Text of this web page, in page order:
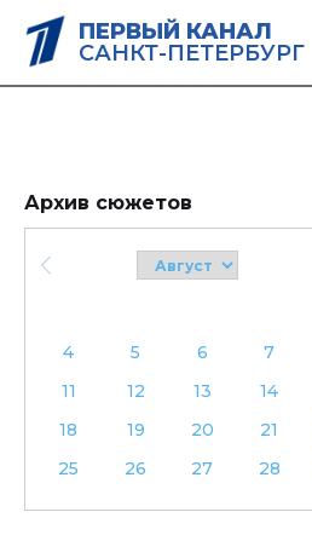
ПЕРВЫЙ КАНАЛ
САНКТ-ПЕТЕРБУРГ
Архив сюжетов
4
5 6 7
11
12 13 14
18
19 20 21
25
26 27 28